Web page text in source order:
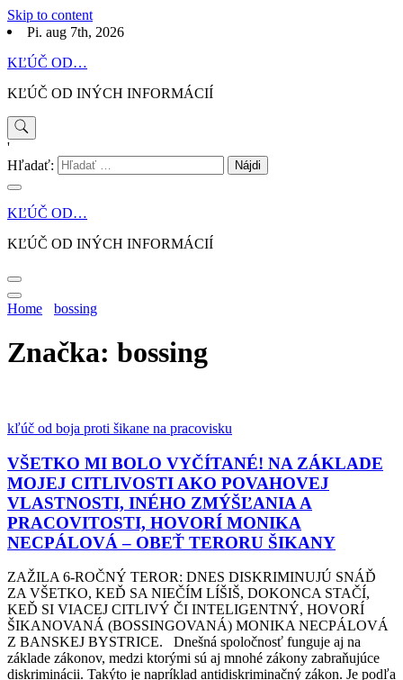
Skip to content
Pi. aug 7th, 2026
KĽÚČ OD…
KĽÚČ OD INÝCH INFORMÁCIÍ
'
Hľadať:
KĽÚČ OD…
KĽÚČ OD INÝCH INFORMÁCIÍ
Home bossing
Značka: bossing
kľúč od boja proti šikane na pracovisku
VŠETKO MI BOLO VYČÍTANÉ! NA ZÁKLADE
MOJEJ CITLIVOSTI AKO POVAHOVEJ
VLASTNOSTI, INÉHO ZMÝŠĽANIA A
PRACOVITOSTI, HOVORÍ MONIKA
NECPÁLOVÁ – OBEŤ TERORU ŠIKANY
ZAŽILA 6-ROČNÝ TEROR: DNES DISKRIMINUJÚ SNÁĎ
ZA VŠETKO, KEĎ SA NIEČÍM LÍŠIŠ, DOKONCA STAČÍ,
KEĎ SI VIACEJ CITLIVÝ ČI INTELIGENTNÝ, HOVORÍ
ŠIKANOVANÁ (BOSSINGOVANÁ) MONIKA NECPÁLOVÁ
Z BANSKEJ BYSTRICE. Dnešná spoločnosť funguje aj na
základe zákonov, medzi ktorými sú aj mnohé zákony zabraňujúce
diskriminácii. Takýto je napríklad antidiskriminačný zákon. Je podľa